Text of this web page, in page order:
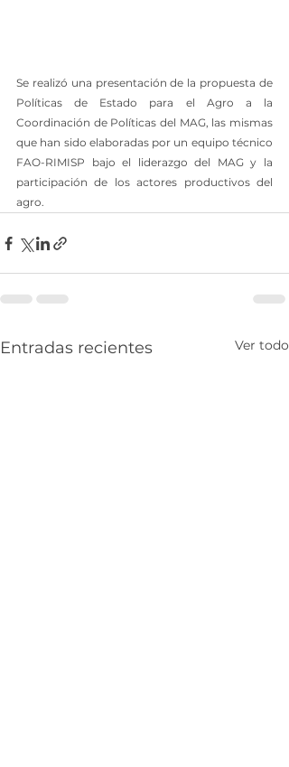
Se realizó una presentación de la propuesta de
Políticas de Estado para el Agro a la
Coordinación de Políticas del MAG, las mismas
que han sido elaboradas por un equipo técnico
FAO-RIMISP bajo el liderazgo del MAG y la
participación de los actores productivos del
agro.
Entradas recientes Ver todo